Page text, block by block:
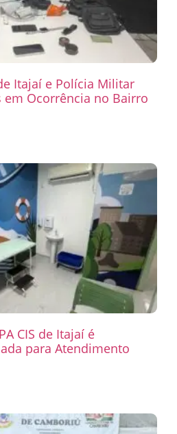
Itajaí e Polícia Militar
em Ocorrência no Bairro
CIS de Itajaí é
para Atendimento